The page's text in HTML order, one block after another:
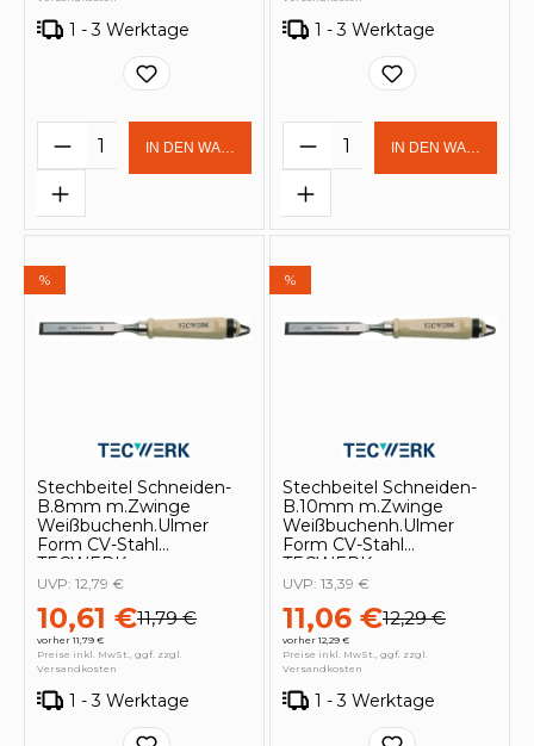
1 - 3 Werktage
Produkt Anzahl: Gib den
IN DEN WARENKORB
1 - 3 Werktage
Produkt Anzahl:
IN DEN
%
Stechbeitel Schneiden-
B.8mm m.Zwinge
Weißbuchenh.Ulmer
Form CV-Stahl
TECWERK
10,61 €11,79 €
vorher 11,79 €
UVP: 12,79 €
Preise inkl. MwSt., ggf. zzgl.
Versandkosten
1 - 3 Werktage
%
Stechbeitel Schneiden-
B.10mm m.Zwinge
Weißbuchenh.Ulmer
Form CV-Stahl
TECWERK
11,06 €12,29 €
vorher 12,29 €
UVP: 13,39 €
Preise inkl. MwSt., ggf. zzgl.
Versandkosten
1 - 3 Werktage